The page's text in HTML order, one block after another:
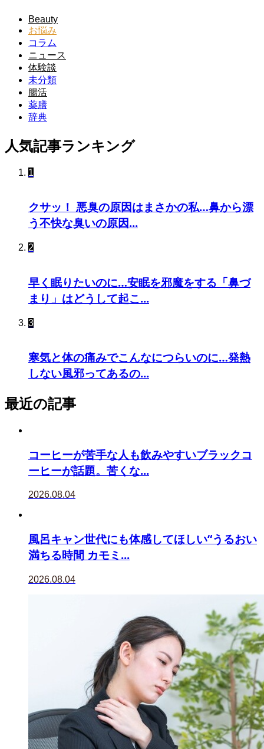
Beauty
お悩み
コラム
ニュース
体験談
未分類
腸活
薬膳
辞典
人気記事ランキング
1
クサッ！ 悪臭の原因はまさかの私…鼻から漂
う不快な臭いの原因...
2
早く眠りたいのに…安眠を邪魔をする「鼻づ
まり」はどうして起こ...
3
寒気と体の痛みでこんなにつらいのに…発熱
しない風邪ってあるの...
最近の記事
コーヒーが苦手な人も飲みやすいブラックコ
ーヒーが話題。苦くな...
2026.08.04
風呂キャン世代にも体感してほしい“うるおい
満ちる時間 カモミ...
2026.08.04